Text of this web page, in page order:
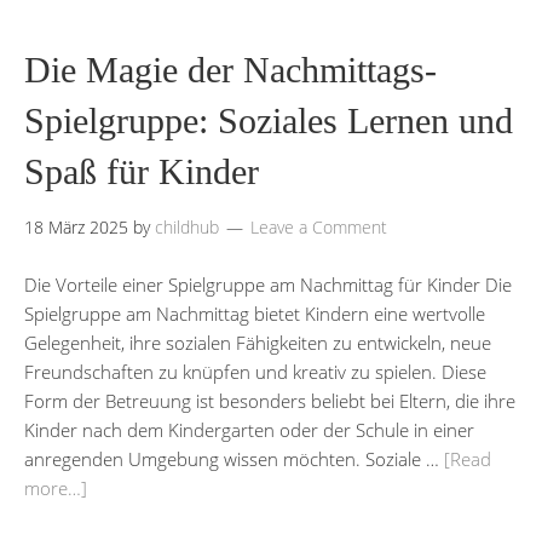
Die Magie der Nachmittags-
Spielgruppe: Soziales Lernen und
Spaß für Kinder
18 März 2025 by childhub Leave a Comment
Die Vorteile einer Spielgruppe am Nachmittag für Kinder Die
Spielgruppe am Nachmittag bietet Kindern eine wertvolle
Gelegenheit, ihre sozialen Fähigkeiten zu entwickeln, neue
Freundschaften zu knüpfen und kreativ zu spielen. Diese
Form der Betreuung ist besonders beliebt bei Eltern, die ihre
Kinder nach dem Kindergarten oder der Schule in einer
anregenden Umgebung wissen möchten. Soziale … [Read
more…]